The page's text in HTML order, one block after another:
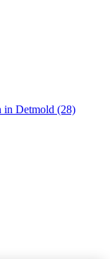
in Detmold (28)